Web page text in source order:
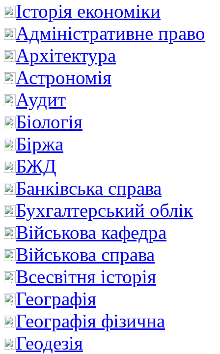
Історія економіки
Адміністративне право
Архітектура
Астрономія
Аудит
Біологія
Біржа
БЖД
Банківська справа
Бухгалтерський облік
Військова кафедра
Військова справа
Всесвітня історія
Географія
Географія фізична
Геодезія